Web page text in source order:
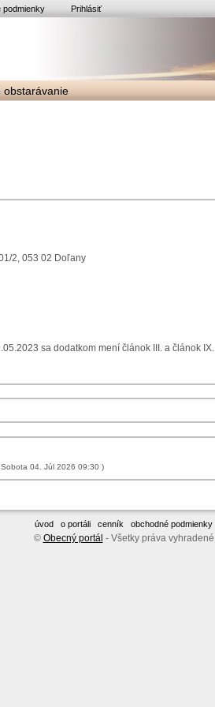
podmienky Prihlásiť
obstarávanie
2, 053 02 Doľany
sa dodatkom mení článok III. a článok IX.
Sobota 04. Júl 2026 09:30 )
úvod o portáli cenník obchodné podmienky
© Obecný portál - Všetky práva vyhradené